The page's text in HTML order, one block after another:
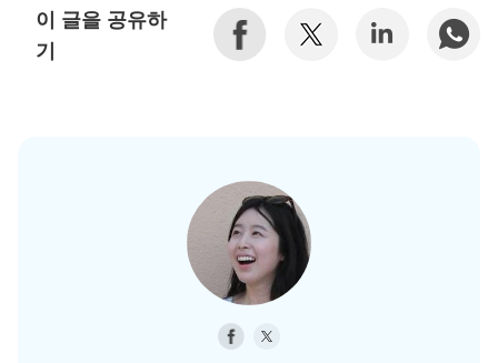
이 글을 공유하
기